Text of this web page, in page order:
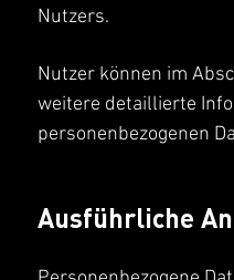
Nutzers.
Nutzer können im
weitere detaillierte
personenbezogenen
Ausführliche